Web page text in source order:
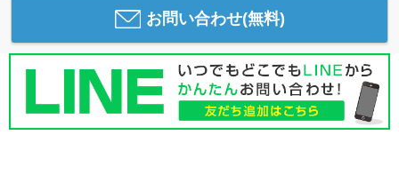
お問い合わせ(無料)